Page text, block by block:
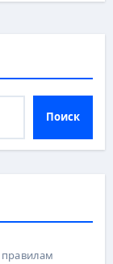
Поиск